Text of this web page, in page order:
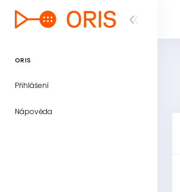
ORIS
Přihlášení
Nápověda